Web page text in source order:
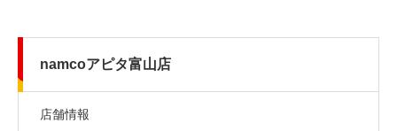
namcoアピタ富山店
店舗情報